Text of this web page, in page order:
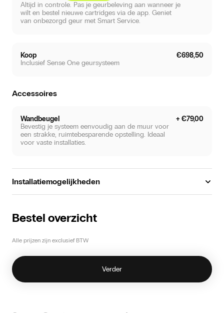
Altijd in controle. Pas je geurbeleving aan wanneer je
wilt en bestel nieuwe cartridges via de app. Geniet
van onbezorgd geur met Smart Service.
Koop
Inclusief Sense One geursysteem
€698,50
Accessoires
Wandbeugel
Bevestig je systeem eenvoudig aan de muur voor
een strakke, ruimtebesparende opstelling. Ideaal
voor vaste installaties.
+ €79,00
Installatiemogelijkheden
plaats de cartridge en je bent klaar. Eenvoudige
zelfinstallatie. Alle Sense systemen ondersteunen deze
Bestel overzicht
Alle prijzen zijn exclusief BTW
Verder